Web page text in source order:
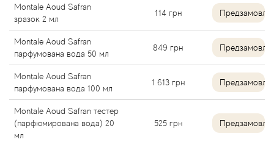
Montale Aoud Safran
зразок 2 мл
114 грн
Montale Aoud Safran
парфумована вода 50 мл
849 грн
Montale Aoud Safran
парфумована вода 100 мл
1 613 грн
Montale Aoud Safran тестер
(парфюмирована вода) 20
мл
525 грн
Aj Arabia (Widian)
Ajmal
Al Haramain
Al Jazeera
Alaia Paris